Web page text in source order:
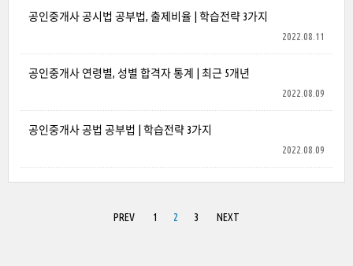
공인중개사 공시법 공부법, 출제비율 | 학습전략 3가지
2022.08.11
공인중개사 연령별, 성별 합격자 통계 | 최근 5개년
2022.08.09
공인중개사 공법 공부법 | 학습전략 3가지
2022.08.09
PREV 1 2 3 NEXT